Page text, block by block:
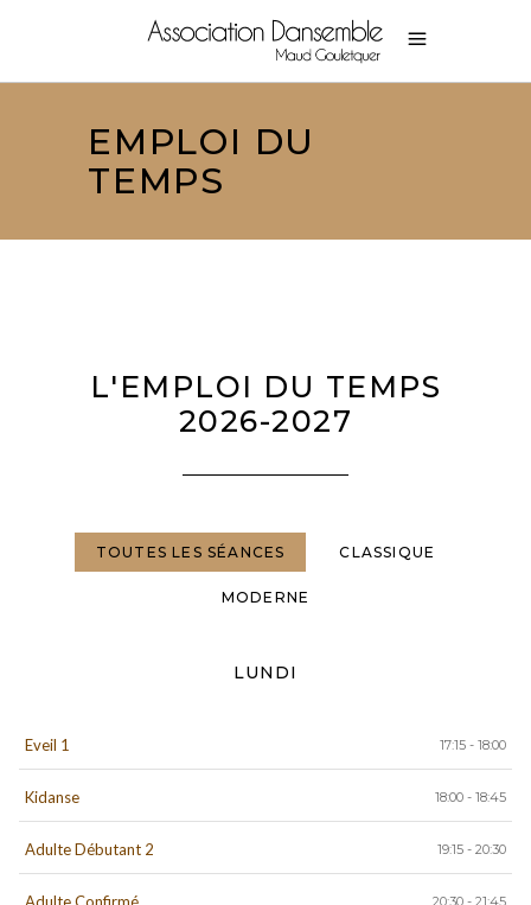
EMPLOI DU
TEMPS
L'EMPLOI DU TEMPS
2026-2027
TOUTES LES SÉANCES CLASSIQUE
MODERNE
LUNDI
Eveil 1 17:15 - 18:00
Kidanse 18:00 - 18:45
Adulte Débutant 2 19:15 - 20:30
20:30 - 21:45